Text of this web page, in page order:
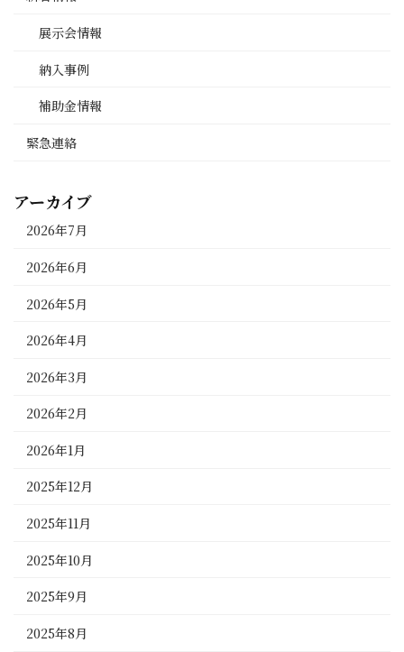
展示会情報
納入事例
補助金情報
緊急連絡
アーカイブ
2026年7月
2026年6月
2026年5月
2026年4月
2026年3月
2026年2月
2026年1月
2025年12月
2025年11月
2025年10月
2025年9月
2025年8月